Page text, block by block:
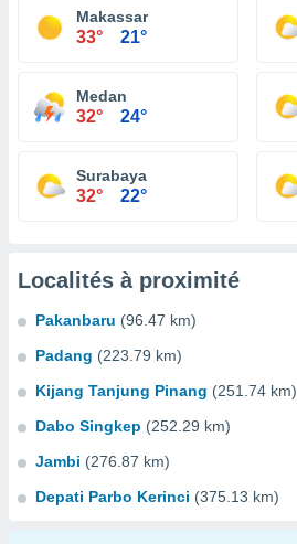
Makassar
33° 21°
Medan
32° 24°
Surabaya
32° 22°
Localités à proximité
Pakanbaru (96.47 km)
Padang (223.79 km)
Kijang Tanjung Pinang (251.74 km)
Dabo Singkep (252.29 km)
Jambi (276.87 km)
Depati Parbo Kerinci (375.13 km)